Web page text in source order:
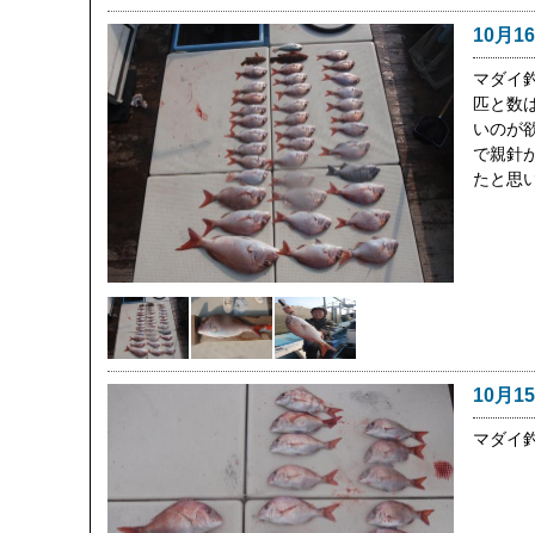
10月
マダイ
匹と数
いのが
で親針
たと思
10月
マダイ